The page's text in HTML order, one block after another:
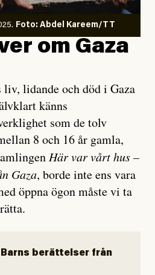
Foto: Abdel Kareem/TT
om Gaza
lidande och död i Gaza
känns
som de tolv
8 och 16 år gamla,
Här var vårt hus –
Gaza, borde inte ens vara
öppna ögon måste vi ta
Barns berättelser från